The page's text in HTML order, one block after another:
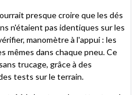
presque croire que les dés
n'étaient pas identiques sur les
manomètre à l'appui : les
mêmes dans chaque pneu. Ce
trucage, grâce à des
tests sur le terrain.